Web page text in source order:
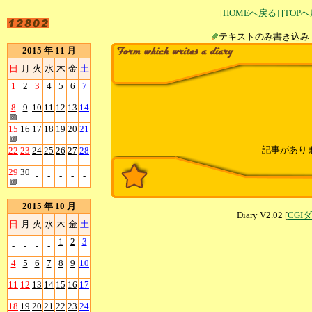
[HOMEへ戻る] [TOP
テキストのみ書
2015 年 11 月
日 月 火 水 木 金 土
1
2 3 4 5 6 7
8 9 10 11 12 13 14
15 16 17 18 19 20 21
22 23 24 25 26 27 28
29 30 - - - - -
2015 年 10 月
日 月 火 水 木 金 土
- - - - 1 2 3
4 5 6 7 8 9 10
11 12 13 14 15 16 17
18 19 20 21 22 23 24
記事があり
Diary V2.02 [CGI